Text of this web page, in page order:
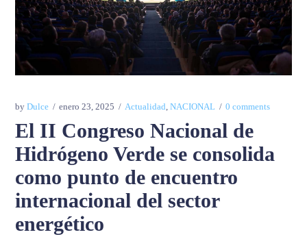
byDulce enero 23, 2025 Actualidad ,NACIONAL 0 comments
El II Congreso Nacional de
Hidrógeno Verde se consolida
como punto de encuentro
internacional del sector
energético